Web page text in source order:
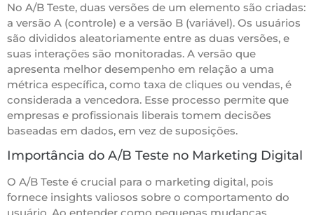
No A/B Teste, duas versões de um elemento são criadas:
a versão A (controle) e a versão B (variável). Os usuários
são divididos aleatoriamente entre as duas versões, e
suas interações são monitoradas. A versão que
apresenta melhor desempenho em relação a uma
métrica específica, como taxa de cliques ou vendas, é
considerada a vencedora. Esse processo permite que
empresas e profissionais liberais tomem decisões
baseadas em dados, em vez de suposições.
Importância do A/B Teste no Marketing Digital
O A/B Teste é crucial para o marketing digital, pois
fornece insights valiosos sobre o comportamento do